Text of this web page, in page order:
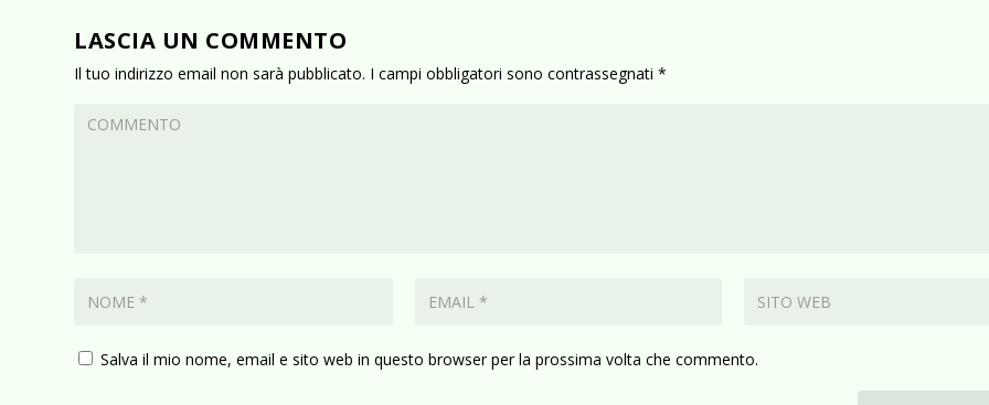
LASCIA UN COMMENTO
Il tuo indirizzo email non sarà pubblicato. I campi obbligatori sono contrassegnati*
Salva il mio nome, email e sito web in questo browser per la prossima volta che commento.